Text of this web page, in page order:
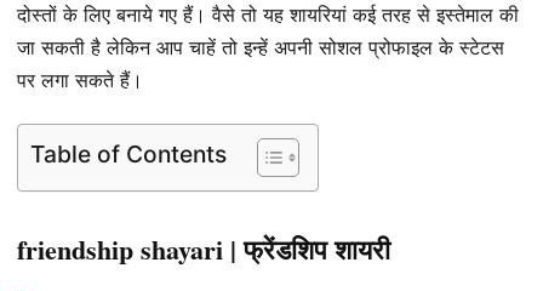
दोस्तों के लिए बनाये गए हैं। वैसे तो यह शायरियां कई तरह से इस्तेमाल की
जा सकती है लेकिन आप चाहें तो इन्हें अपनी सोशल प्रोफाइल के स्टेटस
पर लगा सकते हैं।
Table of Contents
friendship shayari | फ्रेंडशिप शायरी